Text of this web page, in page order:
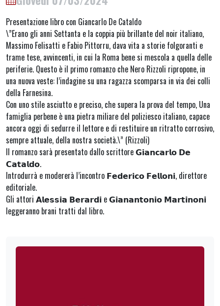
Presentazione libro con Giancarlo De Cataldo
\”Erano gli anni Settanta e la coppia più brillante del noir italiano,
Massimo Felisatti e Fabio Pittorru, dava vita a storie folgoranti e
trame tese, avvincenti, in cui la Roma bene si mescola a quella delle
periferie. Questo è il primo romanzo che Nero Rizzoli ripropone, in
una nuova veste: l’indagine su una ragazza scomparsa in via dei colli
della Farnesina.
Con uno stile asciutto e preciso, che supera la prova del tempo, Una
famiglia perbene è una pietra miliare del poliziesco italiano, capace
ancora oggi di sedurre il lettore e di restituire un ritratto corrosivo,
sempre attuale, della nostra società.\” (Rizzoli)
Il romanzo sarà presentato dallo scrittore 𝗚𝗶𝗮𝗻𝗰𝗮𝗿𝗹𝗼 𝗗𝗲
𝗖𝗮𝘁𝗮𝗹𝗱𝗼.
Introdurrà e modererà l’incontro 𝗙𝗲𝗱𝗲𝗿𝗶𝗰𝗼 𝗙𝗲𝗹𝗹𝗼𝗻𝗶, direttore
editoriale.
Gli attori 𝗔𝗹𝗲𝘀𝘀𝗶𝗮 𝗕𝗲𝗿𝗮𝗿𝗱𝗶 e 𝗚𝗶𝗮𝗻𝗮𝗻𝘁𝗼𝗻𝗶𝗼 𝗠𝗮𝗿𝘁𝗶𝗻𝗼𝗻𝗶
leggeranno brani tratti dal libro.